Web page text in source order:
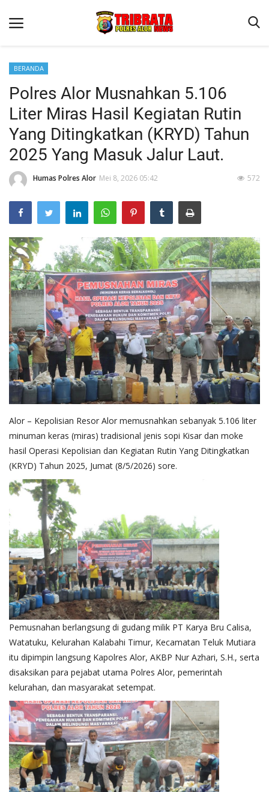
Beranda
Terms & Conditions
Reskrim
Binkam
Lantas
Giat Ops
Mitra Polisi
Polisi Kita
BERANDA
Polres Alor Musnahkan 5.106
Liter Miras Hasil Kegiatan Rutin
Yang Ditingkatkan (KRYD) Tahun
2025 Yang Masuk Jalur Laut.
Humas Polres Alor Mei 8, 2026 05:42 572
Alor – Kepolisian Resor Alor memusnahkan sebanyak 5.106 liter
minuman keras (miras) tradisional jenis sopi Kisar dan moke
hasil Operasi Kepolisian dan Kegiatan Rutin Yang Ditingkatkan
(KRYD) Tahun 2025, Jumat (8/5/2026) sore.
Pemusnahan berlangsung di gudang milik PT Karya Bru Calisa,
Watatuku, Kelurahan Kalabahi Timur, Kecamatan Teluk Mutiara
itu dipimpin langsung Kapolres Alor, AKBP Nur Azhari, S.H., serta
disaksikan para pejabat utama Polres Alor, pemerintah
kelurahan, dan masyarakat setempat.